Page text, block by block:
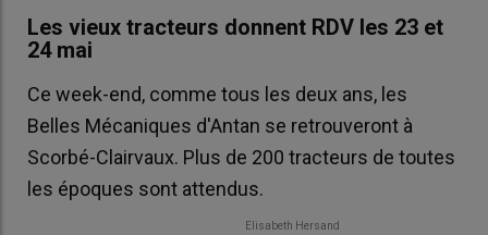
Les vieux tracteurs donnent RDV les 23 et
24 mai
Ce week-end, comme tous les deux ans, les
Belles Mécaniques d'Antan se retrouveront à
Scorbé-Clairvaux. Plus de 200 tracteurs de toutes
les époques sont attendus.
Elisabeth Hersand